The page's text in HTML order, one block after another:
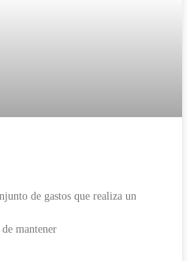
de gastos que realiza un
mantener